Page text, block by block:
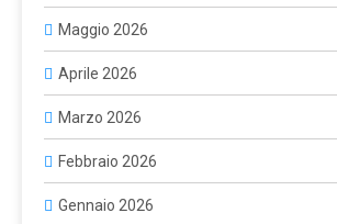
Maggio 2026
Aprile 2026
Marzo 2026
Febbraio 2026
Gennaio 2026